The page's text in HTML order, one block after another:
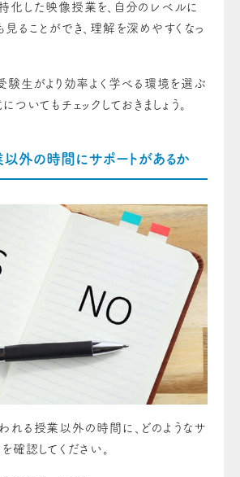
化した映像授業を、自分のレベルに
ることができ、理解を深めやすくなっ
験生がより効率よく学べる環境を選ぶ
ついてもチェックしておきましょう。
以外の時間にサポートがあるか
る授業以外の時間に、どのようなサ
確認してください。